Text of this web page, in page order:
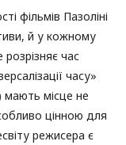
фільмів Пазоліні
й у кожному
розрізняє час
часу»
мають місце не
цінною для
режисера є